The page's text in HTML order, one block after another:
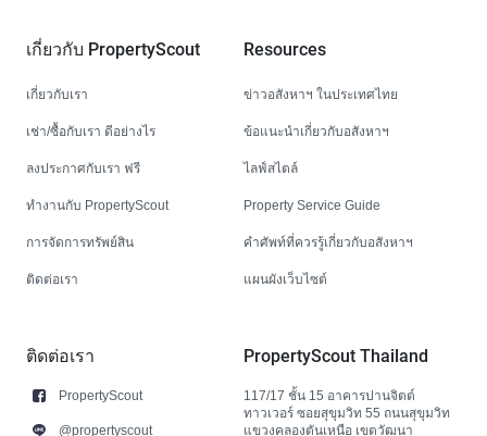
เกี่ยวกับ PropertyScout
เกี่ยวกับเรา
เช่า/ซื้อกับเรา ดีอย่างไร
ลงประกาศกับเรา ฟรี
ทำงานกับ PropertyScout
การจัดการทรัพย์สิน
ติดต่อเรา
Resources
ข่าวอสังหาฯ ในประเทศไทย
ข้อแนะนำเกี่ยวกับอสังหาฯ
ไลฟ์สไตล์
Property Service Guide
คำศัพท์ที่ควรรู้เกี่ยวกับอสังหาฯ
แผนผังเว็บไซต์
ติดต่อเรา
PropertyScout
@propertyscout
PropertyScout Thailand
117/17 ชั้น 15 อาคารปานจิตต์
ทาวเวอร์ ซอยสุขุมวิท 55 ถนนสุขุมวิท
แขวงคลองตันเหนือ เขตวัฒนา